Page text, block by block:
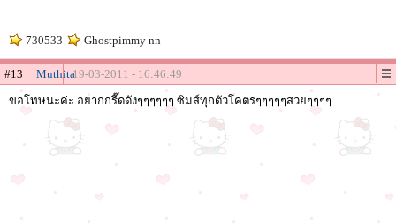
730533 Ghostpimmy nn
#13 Muthita19-03-2011 - 16:46:49
ขอโทษนะค่ะ อยากกรี๊ดดังๆๆๆๆๆๆ ซิมส์ทุกตัวโคตรๆๆๆๆๆสวยๆๆๆๆ